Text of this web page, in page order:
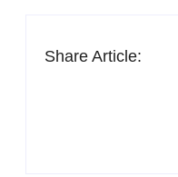
Share Article: